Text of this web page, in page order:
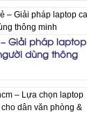
– Giải pháp laptop
dùng thông